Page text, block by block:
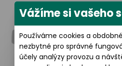
Šířka brýlového
Vážíme si vašeho
Používáme cookies a
nezbytné pro správné
účely analýzy provozu a